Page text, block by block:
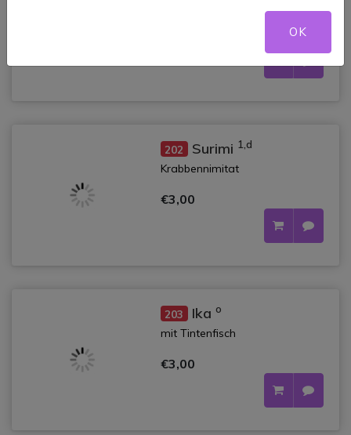
202 Surimi 1,d
Krabbennimitat
€3,00
203 Ika o
mit Tintenfisch
€3,00
OK